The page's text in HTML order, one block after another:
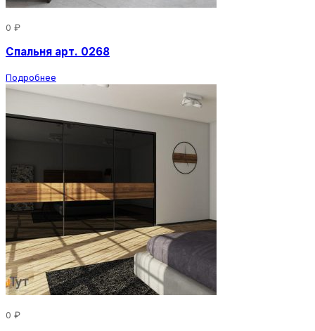
0 ₽
Спальня арт. 0268
Подробнее
0 ₽